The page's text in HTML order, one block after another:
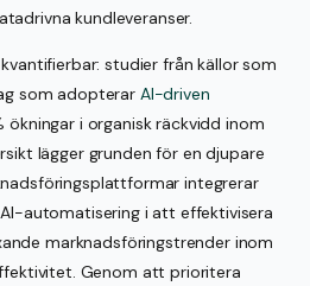
kundleveranser.
studier från källor som
som adopterar AI-driven
i organisk räckvidd inom
lägger grunden för en djupare
integrerar
automatisering i att effektivisera
marknadsföringstrender inom
Genom att prioritera